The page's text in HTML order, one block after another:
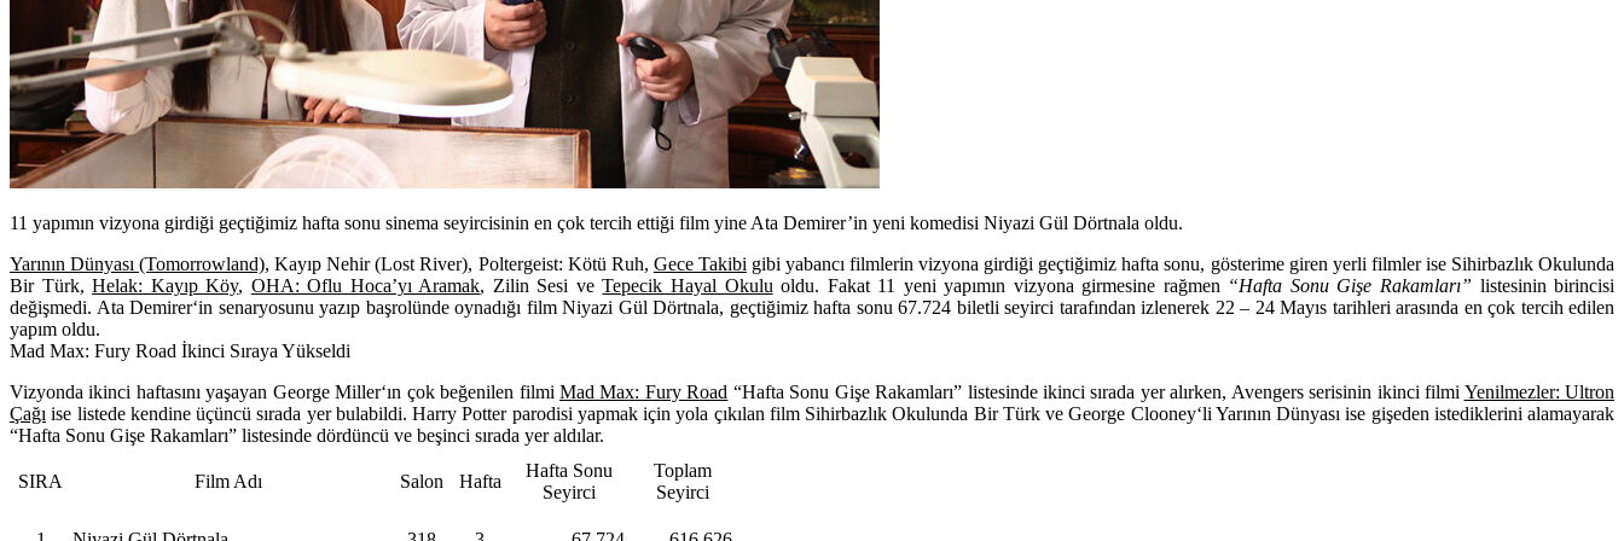
11 yapımın vizyona girdiği geçtiğimiz hafta sonu sinema seyircisinin en çok tercih ettiği film yine Ata Demirer’in yeni komedisi Niyazi Gül Dörtnala oldu.
Yarının Dünyası (Tomorrowland),Kayıp Nehir (Lost River), Poltergeist: Kötü Ruh, Gece Takibi gibi yabancı filmlerin vizyona girdiği geçtiğimiz hafta sonu, gösterime giren yerli filmler ise Sihirbazlık Okulunda
Bir Türk,Helak: Kayıp Köy, OHA: Oflu Hoca’yı Aramak, Zilin Sesi veTepecik Hayal Okulu oldu. Fakat 11 yeni yapımın vizyona girmesine rağmen “Hafta Sonu Gişe Rakamları” listesinin birincisi
değişmedi. Ata Demirer‘in senaryosunu yazıp başrolünde oynadığı film Niyazi Gül Dörtnala, geçtiğimiz hafta sonu 67.724 biletli seyirci tarafından izlenerek 22 – 24 Mayıs tarihleri arasında en çok tercih edilen
yapım oldu.
Mad Max: Fury Road İkinci Sıraya Yükseldi
Vizyonda ikinci haftasını yaşayan George Miller‘ın çok beğenilen filmiMad Max: Fury Road “Hafta Sonu Gişe Rakamları” listesinde ikinci sırada yer alırken, Avengersserisinin ikinci filmi Yenilmezler: Ultron
Çağı ise listede kendine üçüncü sırada yer bulabildi. Harry Potterparodisi yapmak için yola çıkılan film Sihirbazlık Okulunda Bir TürkveGeorge Clooney‘li Yarının Dünyası ise gişeden istediklerini alamayarak
“Hafta Sonu Gişe Rakamları” listesinde dördüncü ve beşinci sırada yer aldılar.
SIRA Film Adı Salon Hafta
Hafta Sonu
Seyirci
Toplam
Seyirci